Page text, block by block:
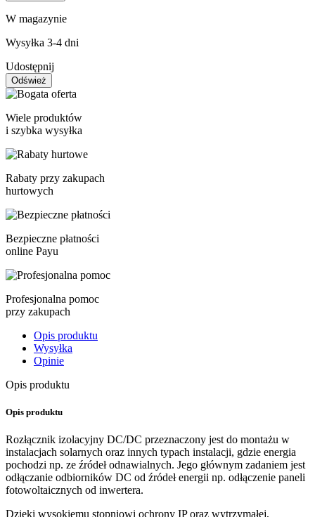
W magazynie
Wysyłka 3-4 dni
Udostępnij
Wiele produktów
i szybka wysyłka
Rabaty przy zakupach
hurtowych
Bezpieczne płatności
online Payu
Profesjonalna pomoc
przy zakupach
Opis produktu
Wysyłka
Opinie
Opis produktu
Opis produktu
Rozłącznik izolacyjny DC/DC przeznaczony jest do montażu w
instalacjach solarnych oraz innych typach instalacji, gdzie energia
pochodzi np. ze źródeł odnawialnych. Jego głównym zadaniem jest
odłączanie odbiorników DC od źródeł energii np. odłączenie paneli
fotowoltaicznych od inwertera.
Dzięki wysokiemu stopniowi ochrony IP oraz wytrzymałej,